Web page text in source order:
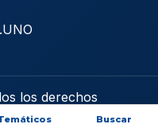
los derechos
Buscar